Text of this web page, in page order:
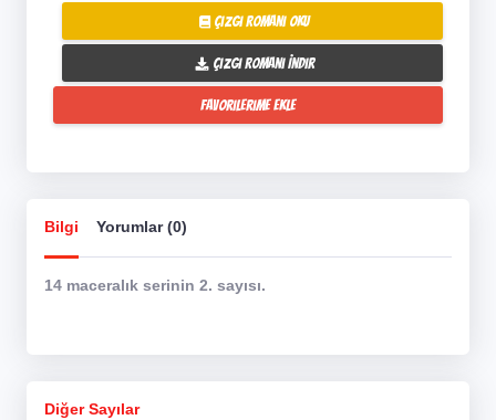
Çizgi Romanı Oku
Çizgi Romanı İndir
Favorilerime Ekle
Bilgi Yorumlar (0)
14 maceralık serinin 2. sayısı.
Diğer Sayılar